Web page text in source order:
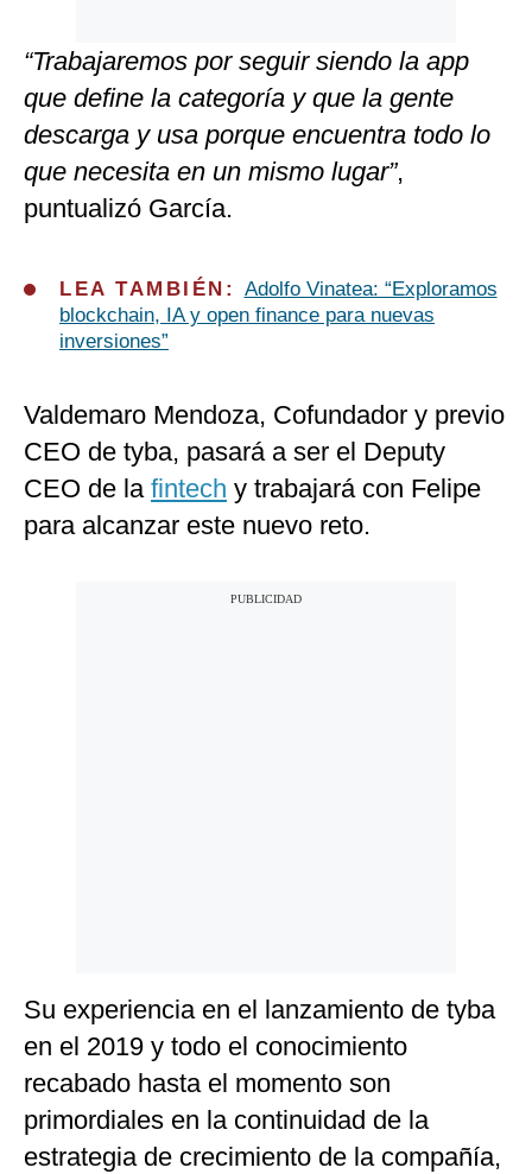
“Trabajaremos por seguir siendo la app
que define la categoría y que la gente
descarga y usa porque encuentra todo lo
que necesita en un mismo lugar”,
puntualizó García.
LEA TAMBIÉN: Adolfo Vinatea: “Exploramos
blockchain, IA y open finance para nuevas
inversiones”
Valdemaro Mendoza, Cofundador y previo
CEO de tyba, pasará a ser el Deputy
CEO de la fintech y trabajará con Felipe
para alcanzar este nuevo reto.
Su experiencia en el lanzamiento de tyba
en el 2019 y todo el conocimiento
recabado hasta el momento son
primordiales en la continuidad de la
estrategia de crecimiento de la compañía,